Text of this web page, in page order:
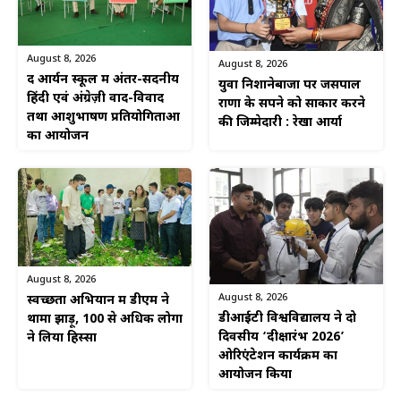
August 8, 2026
द आर्यन स्कूल में अंतर-सदनीय
हिंदी एवं अंग्रेज़ी वाद-विवाद
तथा आशुभाषण प्रतियोगिताओं
का आयोजन
August 8, 2026
युवा निशानेबाजों पर जसपाल
राणा के सपने को साकार करने
की जिम्मेदारी : रेखा आर्या
August 8, 2026
स्वच्छता अभियान में डीएम ने
थामा झाड़ू, 100 से अधिक लोगों
ने लिया हिस्सा
August 8, 2026
डीआईटी विश्वविद्यालय ने दो
दिवसीय ‘दीक्षारंभ 2026’
ओरिएंटेशन कार्यक्रम का
आयोजन किया